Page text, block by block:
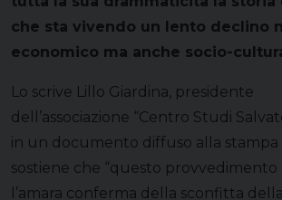
che sta vivendo un lento declino
economico ma anche socio-
Lo scrive Lillo Giardina, presidente
dell’associazione “Centro Studi
in un documento diffuso alla stampa
sostiene che “questo
l’amara conferma della sconfitta